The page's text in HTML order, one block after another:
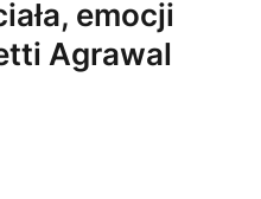
emocji
Agrawal